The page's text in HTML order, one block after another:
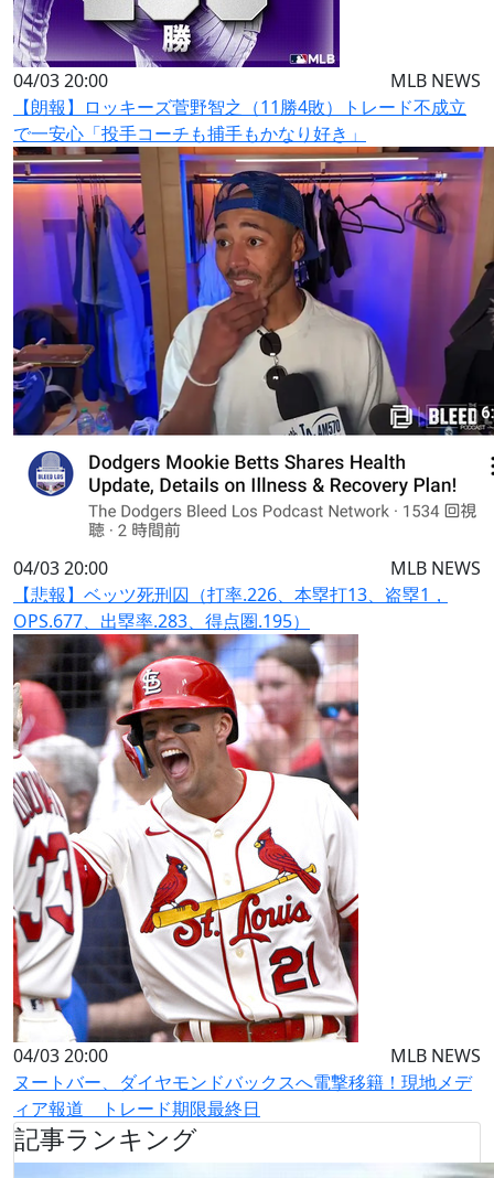
04/03 20:00
MLB NEWS
【朗報】ロッキーズ菅野智之（11勝4敗）トレード不成立
で一安心「投手コーチも捕手もかなり好き」
04/03 20:00
MLB NEWS
【悲報】ベッツ死刑囚（打率.226、本塁打13、盗塁1，
OPS.677、出塁率.283、得点圏.195）
04/03 20:00
MLB NEWS
ヌートバー、ダイヤモンドバックスへ電撃移籍！現地メデ
ィア報道 トレード期限最終日
記事ランキング